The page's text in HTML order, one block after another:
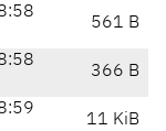
561 B
366 B
11 KiB